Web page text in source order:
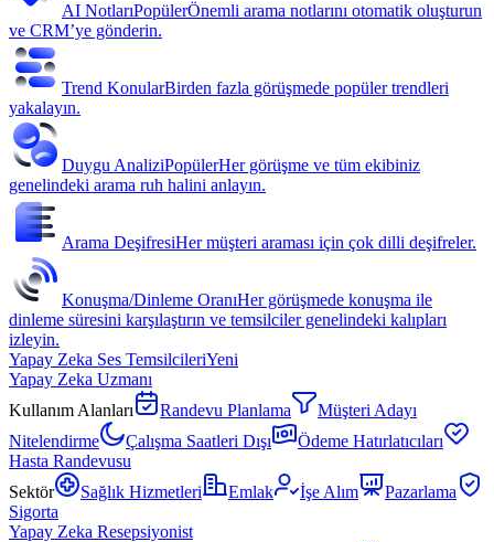
AI NotlarıPopülerÖnemli arama notlarını otomatik oluşturun
ve CRM’ye gönderin.
Trend KonularBirden fazla görüşmede popüler trendleri
yakalayın.
Duygu AnaliziPopülerHer görüşme ve tüm ekibiniz
genelindeki arama ruh halini anlayın.
Arama DeşifresiHer müşteri araması için çok dilli deşifreler.
Konuşma/Dinleme OranıHer görüşmede konuşma ile
dinleme süresini karşılaştırın ve temsilciler genelindeki kalıpları
izleyin.
Yapay Zeka Ses TemsilcileriYeni
Yapay Zeka Uzmanı
Kullanım Alanları
Randevu Planlama
Müşteri Adayı
Nitelendirme
Çalışma Saatleri Dışı
Ödeme Hatırlatıcıları
Hasta Randevusu
Sektör
Sağlık Hizmetleri Emlak İşe Alım
Pazarlama
Sigorta
Yapay Zeka Resepsiyonist